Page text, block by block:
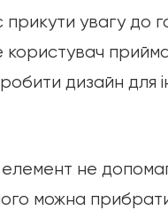
прикути увагу до
дизайн для
не
можна